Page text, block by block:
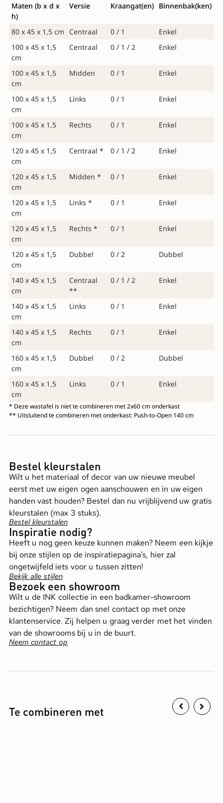
Maten (b x d x
h)
Versie Kraangat(en) Binnenbak(ken)
80 x 45 x 1,5 cm Centraal 0 / 1
Enkel
100 x 45 x 1,5
cm
Centraal 0 / 1 / 2 Enkel
100 x 45 x 1,5
cm
Midden 0 / 1 Enkel
100 x 45 x 1,5
cm
Links 0 / 1 Enkel
100 x 45 x 1,5
cm
Rechts 0 / 1 Enkel
120 x 45 x 1,5
cm
Centraal * 0 / 1 / 2 Enkel
120 x 45 x 1,5
cm
Midden * 0 / 1 Enkel
120 x 45 x 1,5
cm
Links * 0 / 1 Enkel
120 x 45 x 1,5
cm
Rechts * 0 / 1 Enkel
120 x 45 x 1,5
cm
Dubbel 0 / 2 Dubbel
140 x 45 x 1,5
cm
Centraal
**
0 / 1 / 2 Enkel
140 x 45 x 1,5
cm
Links 0 / 1 Enkel
140 x 45 x 1,5
cm
Rechts 0 / 1 Enkel
160 x 45 x 1,5
cm
Dubbel 0 / 2 Dubbel
160 x 45 x 1,5
cm
Links 0 / 1 Enkel
* Deze wastafel is niet te combineren met 2x60 cm onderkast
** Uitsluitend te combineren met onderkast: Push-to-Open 140 cm
Bestel kleurstalen
Wilt u het materiaal of decor van uw nieuwe meubel
eerst met uw eigen ogen aanschouwen en in uw eigen
handen vast houden? Bestel dan nu vrijblijvend uw gratis
kleurstalen (max 3 stuks).
Bestel kleurstalen
Inspiratie nodig?
Heeft u nog geen keuze kunnen maken? Neem een kijkje
bij onze stijlen op de inspiratiepagina’s, hier zal
ongetwijfeld iets voor u tussen zitten!
Bekijk alle stijlen
Bezoek een showroom
Wilt u de INK collectie in een badkamer-showroom
bezichtigen? Neem dan snel contact op met onze
klantenservice. Zij helpen u graag verder met het vinden
van de showrooms bij u in de buurt.
Neem contact op
Te combineren met